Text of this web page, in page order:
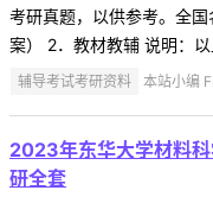
考研真题，以供参考。全
案） 2．教材教辅 说明：
辅导考试考研资料 本站小编
2023年东华大学材料
研全套